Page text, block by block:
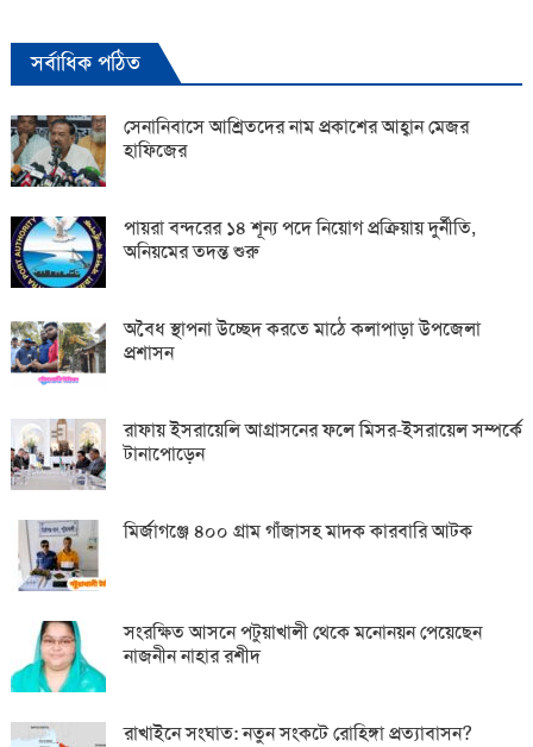
সর্বাধিক পঠিত
সেনানিবাসে আশ্রিতদের নাম প্রকাশের আহ্বান মেজর
হাফিজের
পায়রা বন্দরের ১৪ শূন্য পদে নিয়োগ প্রক্রিয়ায় দুর্নীতি,
অনিয়মের তদন্ত শুরু
অবৈধ স্থাপনা উচ্ছেদ করতে মাঠে কলাপাড়া উপজেলা
প্রশাসন
রাফায় ইসরায়েলি আগ্রাসনের ফলে মিসর-ইসরায়েল সম্পর্কে
টানাপোড়েন
মির্জাগঞ্জে ৪০০ গ্রাম গাঁজাসহ মাদক কারবারি আটক
সংরক্ষিত আসনে পটুয়াখালী থেকে মনোনয়ন পেয়েছেন
নাজনীন নাহার রশীদ
রাখাইনে সংঘাত: নতুন সংকটে রোহিঙ্গা প্রত্যাবাসন?